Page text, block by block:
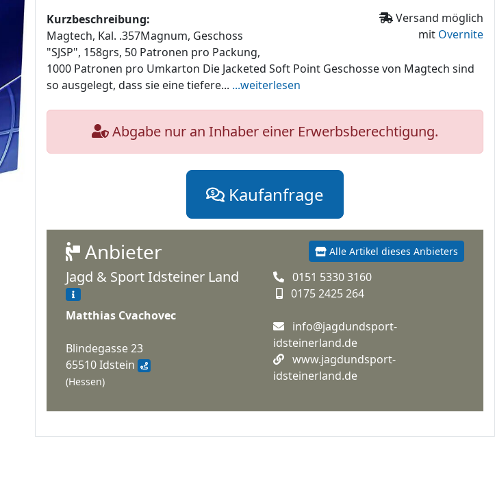
Versand möglich
mit Overnite
Kurzbeschreibung:
Magtech, Kal. .357Magnum, Geschoss
"SJSP", 158grs, 50 Patronen pro Packung,
1000 Patronen pro Umkarton Die Jacketed Soft Point Geschosse von Magtech sind
so ausgelegt, dass sie eine tiefere... ...weiterlesen
Abgabe nur an Inhaber einer Erwerbsberechtigung.
Kaufanfrage
Alle Artikel dieses Anbieters
Anbieter
Jagd & Sport Idsteiner Land
Matthias Cvachovec
Blindegasse 23
65510 Idstein
(Hessen)
0151 5330 3160
0175 2425 264
info@jagdundsport-
idsteinerland.de
www.jagdundsport-
idsteinerland.de